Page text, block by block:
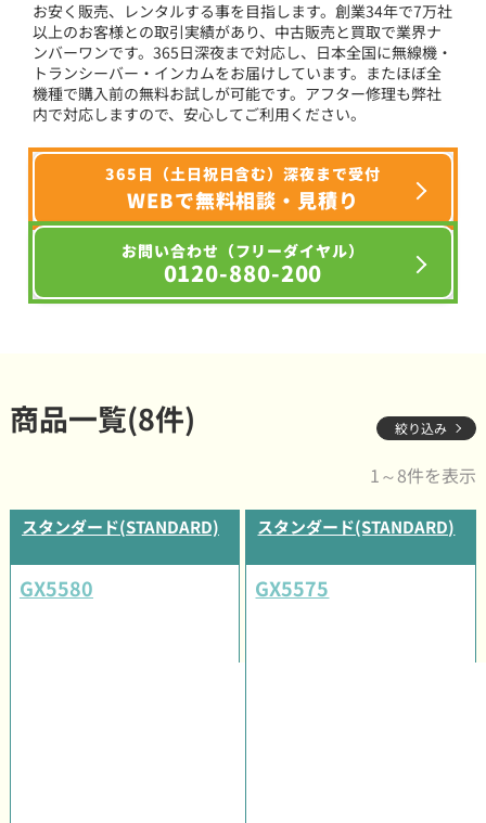
お安く販売、レンタルする事を目指します。創業34年で7万社
以上のお客様との取引実績があり、中古販売と買取で業界ナ
ンバーワンです。365日深夜まで対応し、日本全国に無線機・
トランシーバー・インカムをお届けしています。またほぼ全
機種で購入前の無料お試しが可能です。アフター修理も弊社
内で対応しますので、安心してご利用ください。
365日（土日祝日含む）深夜まで受付
WEBで無料相談・見積り
お問い合わせ（フリーダイヤル）
0120-880-200
商品一覧(8件) 絞り込み
1～8件を表示
スタンダード(STANDARD)
GX5580
スタンダード(STANDARD)
GX5575